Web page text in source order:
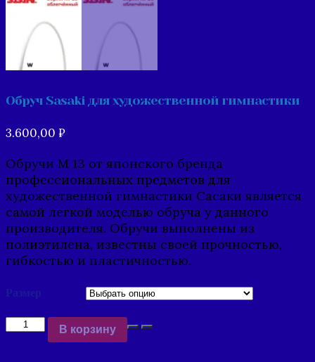
Обруч Sasaki для художественной гимнастики
3.600,00 ₽
Обручи М 13 от японского бренда
профессиональных предметов для
художественной гимнастики Сасаки является
самой легкой моделью обруча у данного
производителя. Обручи выполнены из
полиэтилена, известны своей прочностью,
гибкостью и пластичностью.
Размер
Количество
Обруч
В корзину